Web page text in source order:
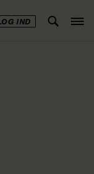
IND